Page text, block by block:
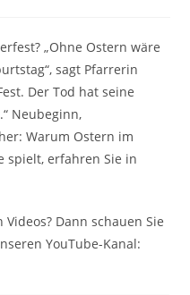
„Ohne Ostern wäre
sagt Pfarrerin
Der Tod hat seine
Neubeginn,
Warum Ostern im
spielt, erfahren Sie in
Dann schauen Sie
YouTube-Kanal: